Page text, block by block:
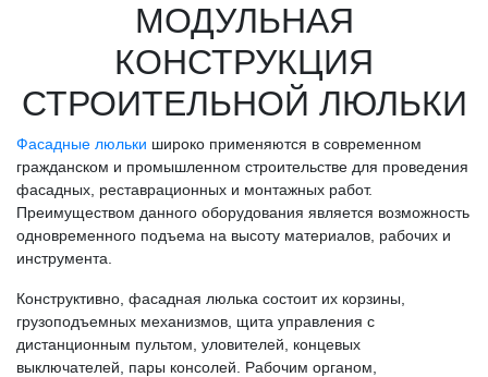
МОДУЛЬНАЯ
КОНСТРУКЦИЯ
СТРОИТЕЛЬНОЙ ЛЮЛЬКИ
Фасадные люльки широко применяются в современном
гражданском и промышленном строительстве для проведения
фасадных, реставрационных и монтажных работ.
Преимуществом данного оборудования является возможность
одновременного подъема на высоту материалов, рабочих и
инструмента.
Конструктивно, фасадная люлька состоит их корзины,
грузоподъемных механизмов, щита управления с
дистанционным пультом, уловителей, концевых
выключателей, пары консолей. Рабочим органом,